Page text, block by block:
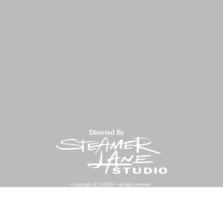
Directed By
Copyright (C) SURF+ allright reserved.